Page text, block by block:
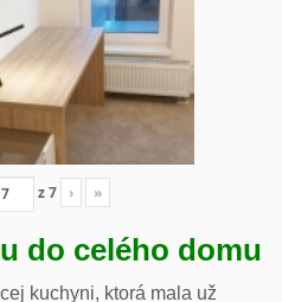
z7 › »
do celého domu
kuchyni, ktorá mala už